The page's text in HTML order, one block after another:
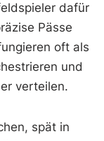
dafür
Pässe
oft als
und
verteilen.
spät in